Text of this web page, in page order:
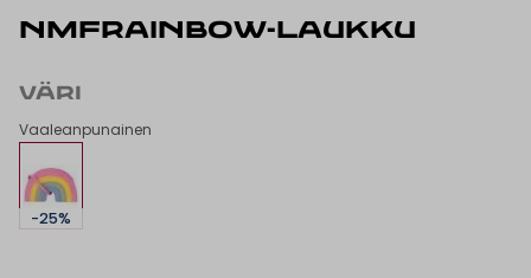
NMFRAINBOW-LAUKKU
VÄRI
Vaaleanpunainen
-25%